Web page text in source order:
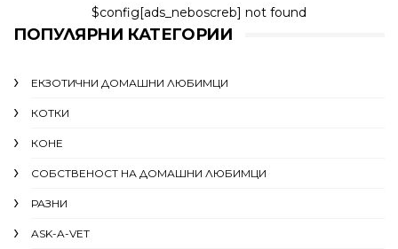
$config[ads_neboscreb] not found
ПОПУЛЯРНИ КАТЕГОРИИ
ЕКЗОТИЧНИ ДОМАШНИ ЛЮБИМЦИ
КОТКИ
КОНЕ
СОБСТВЕНОСТ НА ДОМАШНИ ЛЮБИМЦИ
РАЗНИ
ASK-A-VET